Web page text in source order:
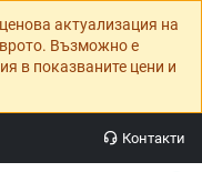
актуализация на
Възможно е
в показваните цени и
Контакти